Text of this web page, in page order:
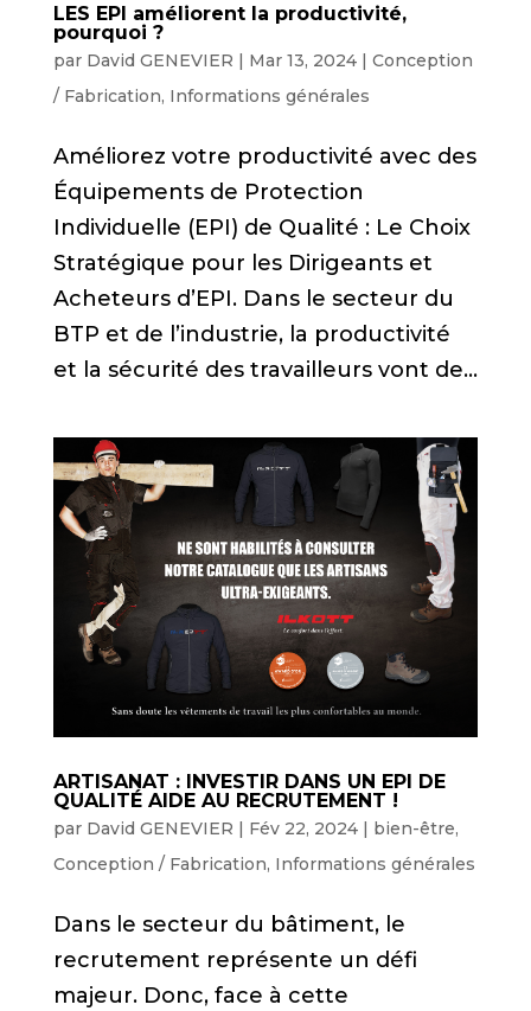
LES EPI améliorent la productivité,
pourquoi ?
par David GENEVIER | Mar 13, 2024| Conception
/ Fabrication, Informations générales
Améliorez votre productivité avec des
Équipements de Protection
Individuelle (EPI) de Qualité : Le Choix
Stratégique pour les Dirigeants et
Acheteurs d’EPI. Dans le secteur du
BTP et de l’industrie, la productivité
et la sécurité des travailleurs vont de...
ARTISANAT : INVESTIR DANS UN EPI DE
QUALITÉ AIDE AU RECRUTEMENT !
par David GENEVIER | Fév 22, 2024| bien-être,
Conception / Fabrication, Informations générales
Dans le secteur du bâtiment, le
recrutement représente un défi
majeur. Donc, face à cette